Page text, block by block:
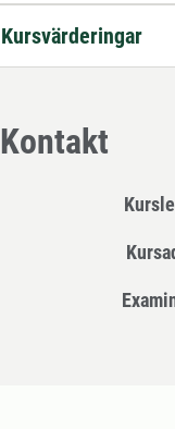
Kursvärderingar
Kontakt